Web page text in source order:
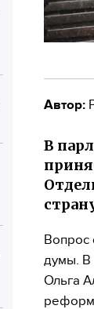
Автор:
В
Вопрос
думы. В
Ольга